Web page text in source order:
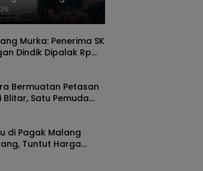
Kemasan Sabun
Murka: Penerima SK
Dindik Dipalak Rp
Modus Tumpengan,
Bermuatan Petasan
Blitar, Satu Pemuda
Anak Luka Serius
di Pagak Malang
Tuntut Harga